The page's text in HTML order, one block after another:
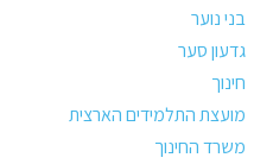
בני נוער
גדעון סער
חינוך
מועצת התלמידים הארצית
משרד החינוך